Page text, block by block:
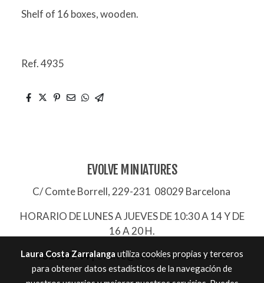
Shelf of 16 boxes, wooden.
Ref. 4935
EVOLVE MINIATURES
C/ Comte Borrell, 229-231 08029 Barcelona
HORARIO DE LUNES A JUEVES DE 10:30 A 14 Y DE
16 A 20 H.
932657744|evolve@evolve-miniatures.es
Laura Costa Zarralanga utiliza cookies propias y terceros
para obtener datos estadísticos de la navegación de